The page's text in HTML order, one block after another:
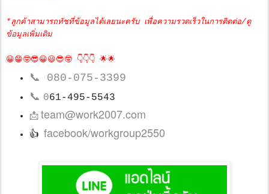
*ลูกค้าสามารถทัชที่ข้อมูลได้เลยนะครับ เพื่อความรวดเร็วในการติดต่อ/ดู
ข้อมูลเพิ่มเติม
😀😁🤓😎😀😃😎🤓 👇👇👇 🌟🌟
📞 080-075-3399
📞 061-495-5543
📩team@work2007.com
👍 facebook/workgroup2550